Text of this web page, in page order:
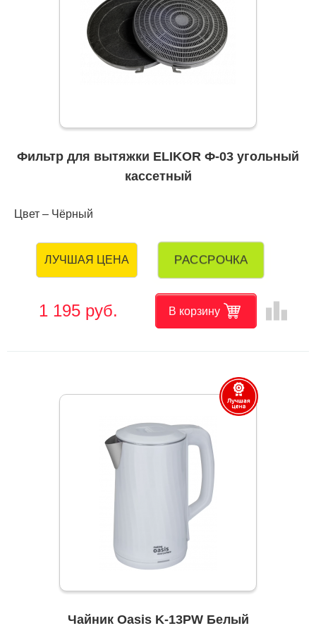
Фильтр для вытяжки ELIKOR Ф-03 угольный
кассетный
Цвет – Чёрный
ЛУЧШАЯ ЦЕНА РАССРОЧКА
1 195 руб. В корзину leaderboard
Чайник Oasis K-13PW Белый